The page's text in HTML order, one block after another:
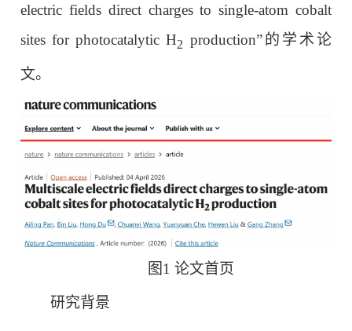
electric fields direct charges to single-atom cobalt
sites for photocatalytic H2 production”的学术论
文。
图1 论文首页
研究背景